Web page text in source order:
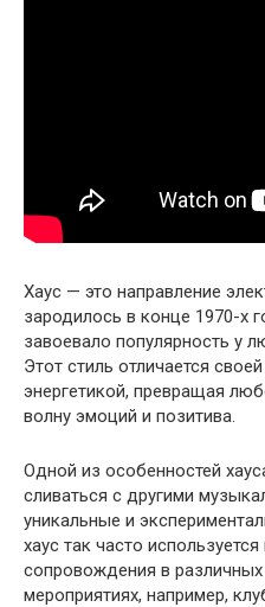
Хаус — это направление
зародилось в конце 1970-х
завоевало популярность у
Этот стиль отличается
энергетикой, превращая
волну эмоций и позитива.
Одной из особенностей
сливаться с другими
уникальные и
хаус так часто
сопровождения в различных
мероприятиях, например,